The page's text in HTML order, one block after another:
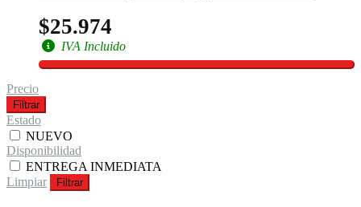
$25.974
IVA Incluido
Precio
Filtrar
Estado
NUEVO
Disponibilidad
ENTREGA INMEDIATA
Limpiar
Filtrar